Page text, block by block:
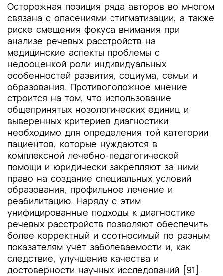
Осторожная позиция ряда авторов во многом
связана с опасениями стигматизации, а также
риске смещения фокуса внимания при
анализе речевых расстройств на
медицинские аспекты проблемы с
недооценкой роли индивидуальных
особенностей развития, социума, семьи и
образования. Противоположное мнение
строится на том, что использование
общепринятых нозологических единиц и
выверенных критериев диагностики
необходимо для определения той категории
пациентов, которые нуждаются в
комплексной лечебно-педагогической
помощи и юридически закрепляют за ними
право на создание специальных условий
образования, профильное лечение и
реабилитацию. Наряду с этим
унифицированные подходы к диагностике
речевых расстройств позволяют обеспечить
более корректный и соотносимый по разным
показателям учёт заболеваемости и, как
следствие, улучшение качества и
достоверности научных исследований [91].